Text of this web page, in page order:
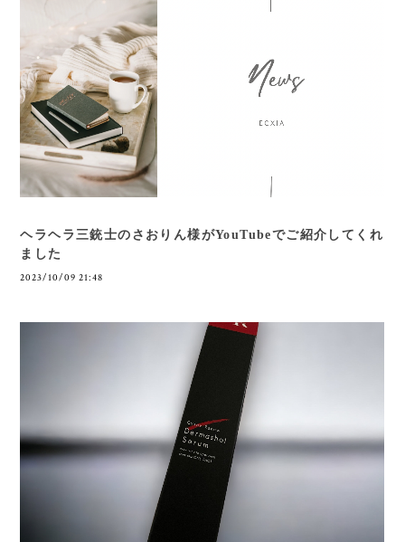
ヘラヘラ三銃士のさおりん様がYouTubeでご紹介してくれ
ました
2023/10/09 21:48